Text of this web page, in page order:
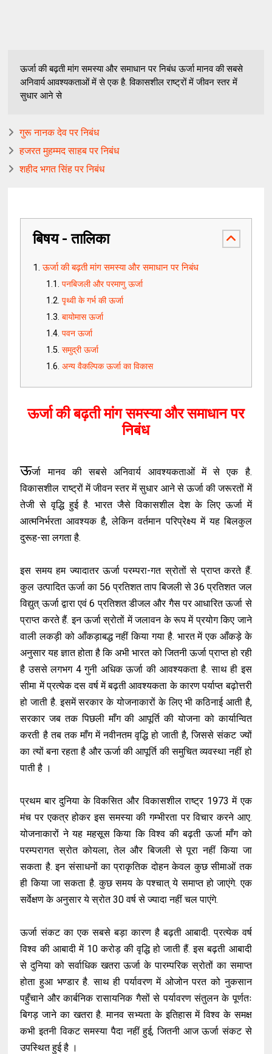
ऊर्जा की बढ़ती मांग समस्या और समाधान पर निबंध ऊर्जा मानव की सबसे
अनिवार्य आवश्यकताओं में से एक है. विकासशील राष्ट्रों में जीवन स्तर में
सुधार आने से
गुरू नानक देव पर निबंध
हजरत मुहम्मद साहब पर निबंध
शहीद भगत सिंह पर निबंध
बिषय - तालिका
ऊर्जा की बढ़ती मांग समस्या और समाधान पर निबंध
पनबिजली और परमाणु ऊर्जा
पृथ्वी के गर्भ की ऊर्जा
बायोमास ऊर्जा
पवन ऊर्जा
समुद्री ऊर्जा
अन्य वैकल्पिक ऊर्जा का विकास
ऊर्जा की बढ़ती मांग समस्या और समाधान पर
निबंध
ऊर्जा मानव की सबसे अनिवार्य आवश्यकताओं में से एक है.
विकासशील राष्ट्रों में जीवन स्तर में सुधार आने से ऊर्जा की जरूरतों में
तेजी से वृद्धि हुई है. भारत जैसे विकासशील देश के लिए ऊर्जा में
आत्मनिर्भरता आवश्यक है, लेकिन वर्तमान परिप्रेक्ष्य में यह बिलकुल
दुरूह-सा लगता है.
इस समय हम ज्यादातर ऊर्जा परम्परा-गत स्रोतों से प्राप्त करते हैं.
कुल उत्पादित ऊर्जा का 56 प्रतिशत ताप बिजली से 36 प्रतिशत जल
विद्युत् ऊर्जा द्वारा एवं 6 प्रतिशत डीजल और गैस पर आधारित ऊर्जा से
प्राप्त करते हैं. इन ऊर्जा स्रोतों में जलावन के रूप में प्रयोग किए जाने
वाली लकड़ी को आँकड़ाबद्ध नहीं किया गया है. भारत में एक आँकड़े के
अनुसार यह ज्ञात होता है कि अभी भारत को जितनी ऊर्जा प्राप्त हो रही
है उससे लगभग 4 गुनी अधिक ऊर्जा की आवश्यकता है. साथ ही इस
सीमा में प्रत्येक दस वर्ष में बढ़ती आवश्यकता के कारण पर्याप्त बढ़ोत्तरी
हो जाती है. इसमें सरकार के योजनाकारों के लिए भी कठिनाई आती है,
सरकार जब तक पिछली माँग की आपूर्ति की योजना को कार्यान्वित
करती है तब तक माँग में नवीनतम वृद्धि हो जाती है, जिससे संकट ज्यों
का त्यों बना रहता है और ऊर्जा की आपूर्ति की समुचित व्यवस्था नहीं हो
पाती है ।
प्रथम बार दुनिया के विकसित और विकासशील राष्ट्र 1973 में एक
मंच पर एकत्र होकर इस समस्या की गम्भीरता पर विचार करने आए.
योजनाकारों ने यह महसूस किया कि विश्व की बढ़ती ऊर्जा माँग को
परम्परागत स्रोत कोयला, तेल और बिजली से पूरा नहीं किया जा
सकता है. इन संसाधनों का प्राकृतिक दोहन केवल कुछ सीमाओं तक
ही किया जा सकता है. कुछ समय के पश्चात् ये समाप्त हो जाएंगे. एक
सर्वेक्षण के अनुसार ये स्रोत 30 वर्ष से ज्यादा नहीं चल पाएंगे.
ऊर्जा संकट का एक सबसे बड़ा कारण है बढ़ती आबादी. प्रत्येक वर्ष
विश्व की आबादी में 10 करोड़ की वृद्धि हो जाती हैं. इस बढ़ती आबादी
से दुनिया को सर्वाधिक खतरा ऊर्जा के पारम्परिक स्रोतों का समाप्त
होता हुआ भण्डार है. साथ ही पर्यावरण में ओजोन परत को नुकसान
पहुँचाने और कार्बनिक रासायनिक गैसों से पर्यावरण संतुलन के पूर्णतः
बिगड़ जाने का खतरा है. मानव सभ्यता के इतिहास में विश्व के समक्ष
कभी इतनी विकट समस्या पैदा नहीं हुई, जितनी आज ऊर्जा संकट से
उपस्थित हुई है ।